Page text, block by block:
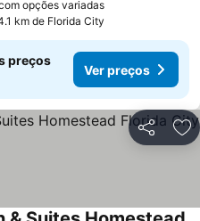
opções variadasVer preços
km de Florida City
preços
Ver preços
Partilhar